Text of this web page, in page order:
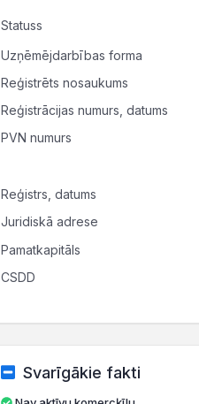
Statuss
Uzņēmējdarbības forma
Reģistrēts nosaukums
Reģistrācijas numurs, datums
PVN numurs
Reģistrs, datums
Juridiskā adrese
Pamatkapitāls
CSDD
Svarīgākie fakti